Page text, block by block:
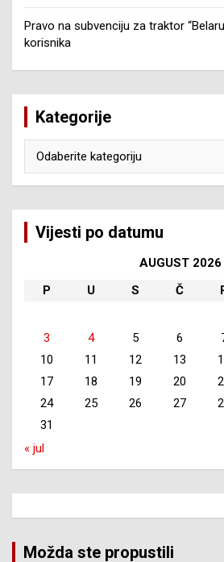
Pravo na subvenciju za traktor
korisnika
Kategorije
Vijesti po datumu
AUGUST 2026
P
U S Č
3
4 5 6
10
11 12 13
17
18 19 20
24
25 26 27
31
« jul
Možda ste propustili